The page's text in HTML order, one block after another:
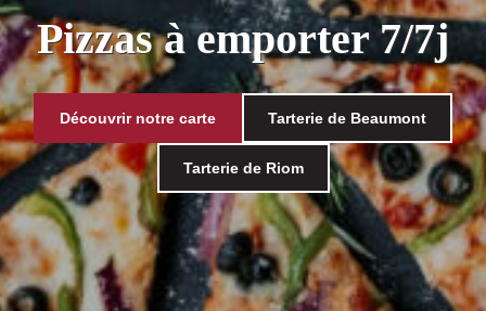
Pizzas à emporter 7/7j
Découvrir notre carte Tarterie de Beaumont
Tarterie de Riom